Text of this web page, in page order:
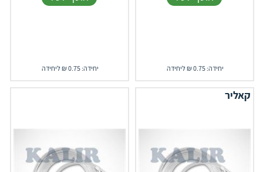
יחידה: 0.75 ₪ ליחידה יחידה: 0.75 ₪ ליחידה
קאליר